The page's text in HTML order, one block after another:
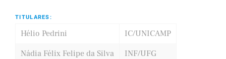
TITULARES:
Hélio Pedrini
IC/UNICAMP
Nádia Félix Felipe da Silva
INF/UFG